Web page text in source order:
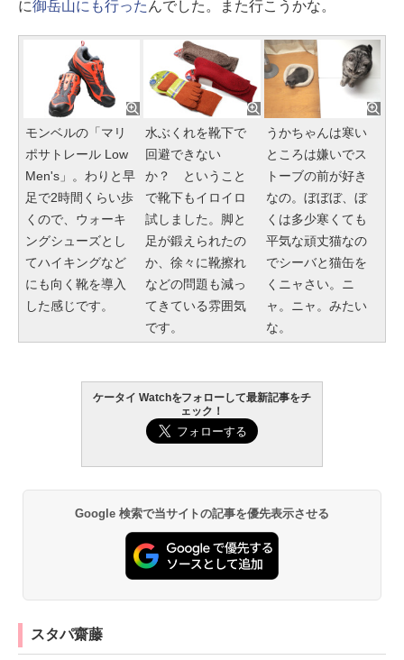
に御岳山にも行ったんでした。また行こうかな。
モンベルの「マリ
ポサトレール Low
Men's」。わりと早
足で2時間くらい歩
くので、ウォーキ
ングシューズとし
てハイキングなど
にも向く靴を導入
した感じです。
水ぶくれを靴下で
回避できない
か？ ということ
で靴下もイロイロ
試しました。脚と
足が鍛えられたの
か、徐々に靴擦れ
などの問題も減っ
てきている雰囲気
です。
うかちゃんは寒い
ところは嫌いでス
トーブの前が好き
なの。ぼぼぼ、ぼ
くは多少寒くても
平気な頑丈猫なの
でシーバと猫缶を
くニャさい。ニ
ャ。ニャ。みたい
な。
ケータイ Watchをフォローして最新記事をチ
ェック！
Google 検索で当サイトの記事を優先表示させる
スタパ齋藤